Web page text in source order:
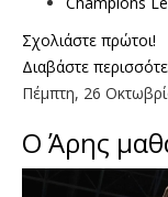
Σχολιάστε πρώτοι!
Διαβάστε
Πέμπτη, 26
Ο Άρης